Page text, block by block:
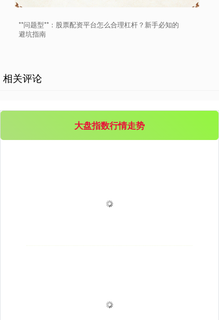
**问题型**：股票配资平台怎么合理杠杆？新手必知的
避坑指南
相关评论
大盘指数行情走势